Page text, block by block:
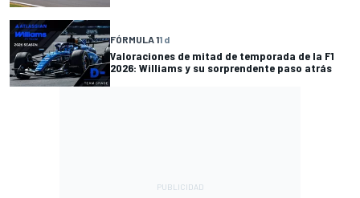
FÓRMULA 11 d
Valoraciones de mitad de temporada de la F1
2026: Williams y su sorprendente paso atrás